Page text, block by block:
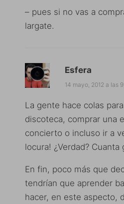
– pues si no vas a
largate.
Esfera
14 mayo, 2012 a las
La gente hace colas
discoteca, comprar una
concierto o incluso ir a
locura! ¿Verdad?
En fin, poco más que
tendrían que aprender
hacer, en este aspecto,